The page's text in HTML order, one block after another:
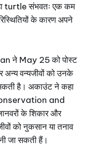
turtle संभवतः एक कम
के कारण अपने
ने May 25 को पोस्ट
वन्यजीवों को उनके
है। अकाउंट ने कहा
and
के शिकार और
को नुकसान या तनाव
जा सकती हैं।